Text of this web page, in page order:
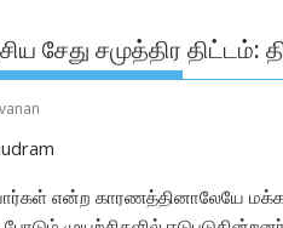
சேது சமுத்திர
என்ற காரணத்தினாலேயே